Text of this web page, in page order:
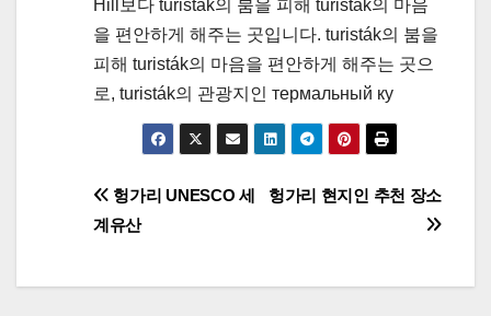
Hill보다 turisták의 붐을 피해 turisták의 마음
을 편안하게 해주는 곳입니다. turisták의 붐을
피해 turisták의 마음을 편안하게 해주는 곳으
로, turisták의 관광지인 термальный ку
글
탐
색
헝가리 현지인 추천 장소
헝가리 UNESCO 세
계유산